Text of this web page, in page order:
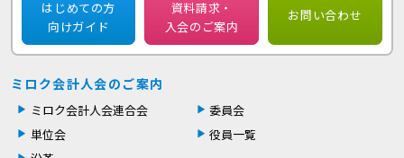
はじめての方
向けガイド
資料請求・
入会のご案内
お問い合わせ
ミロク会計人会のご案内
ミロク会計人会連合会
委員会
単位会
役員一覧